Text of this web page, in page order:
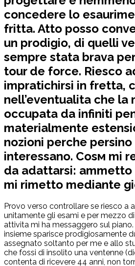
concedere lo
fritta. Atto posso
un prodigio, di quelli
sempre stata brava
tour de force. Riesco
impratichirsi in fretta,
nell’eventualita che la
occupata da infiniti
materialmente
nozioni perche persino
interessano. Cosм mi
da adattarsi: ammetto
mi rimetto mediante
Provo verso controllare se riesco a
unitamente gli esami e per mezzo
attivita mi ha messaggero sul
insieme sparisce prodigiosamente
assegnato soltanto per me e allo
che fossi di insolito una ventenne
contenta di ricevere 44 anni, non